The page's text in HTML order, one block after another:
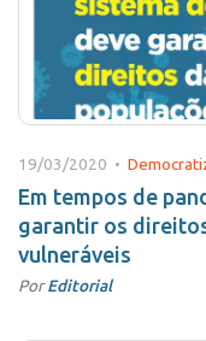
19/03/2020 •
Em tempos de
garantir os
vulneráveis
PorEditorial